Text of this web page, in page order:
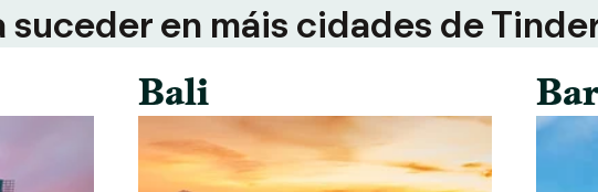
suceder en máis cidades de
Bali